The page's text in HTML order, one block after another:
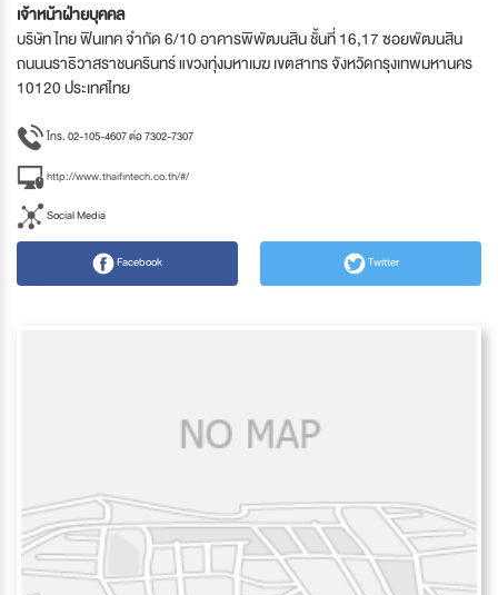
เจ้าหน้าฝ่ายบุคคล
บริษัท ไทย ฟินเทค จำกัด 6/10 อาคารพิพัฒนสิน ชั้นที่ 16,17 ซอยพัฒนสิน
ถนนนราธิวาสราชนครินทร์ แขวงทุ่งมหาเมฆ เขตสาทร จังหวัดกรุงเทพมหานคร
10120 ประเทศไทย
โทร. 02-105-4607 ต่อ 7302-7307
http://www.thaifintech.co.th/#/
Social Media
Facebook Twitter